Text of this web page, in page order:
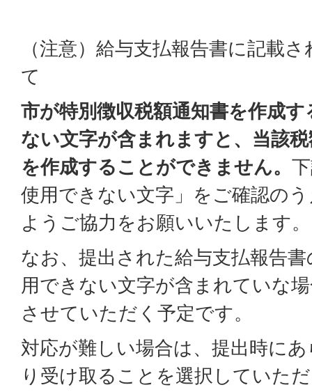
（注意）給与支払報告書に記載さ
て
市が特別徴収税額通知書を作成
ない文字が含まれますと、当該
を作成することができません。
使用できない文字」をご確認の
ようご協力をお願いいたします。
なお、提出された給与支払報告
用できない文字が含まれていな
させていただく予定です。
対応が難しい場合は、提出時に
り受け取ることを選択していた